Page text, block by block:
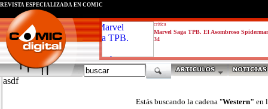
critica
Marvel Saga TPB. El Asombroso
34
REVISTA ESPECIALIZADA EN CÓMIC
asdf
Estás buscando la cadena "Western" en